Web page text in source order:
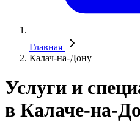
Главная
Калач-на-Дону
Услуги и
в Калаче-на-